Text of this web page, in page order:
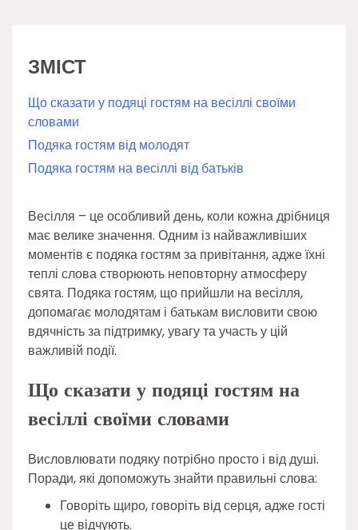
ЗМІСТ
Що сказати у подяці гостям на весіллі своїми
словами
Подяка гостям від молодят
Подяка гостям на весіллі від батьків
Весілля – це особливий день, коли кожна дрібниця
має велике значення. Одним із найважливіших
моментів є подяка гостям за привітання, адже їхні
теплі слова створюють неповторну атмосферу
свята. Подяка гостям, що прийшли на весілля,
допомагає молодятам і батькам висловити свою
вдячність за підтримку, увагу та участь у цій
важливій події.
Що сказати у подяці гостям на
весіллі своїми словами
Висловлювати подяку потрібно просто і від душі.
Поради, які допоможуть знайти правильні слова:
Говоріть щиро, говоріть від серця, адже гості
це відчують.